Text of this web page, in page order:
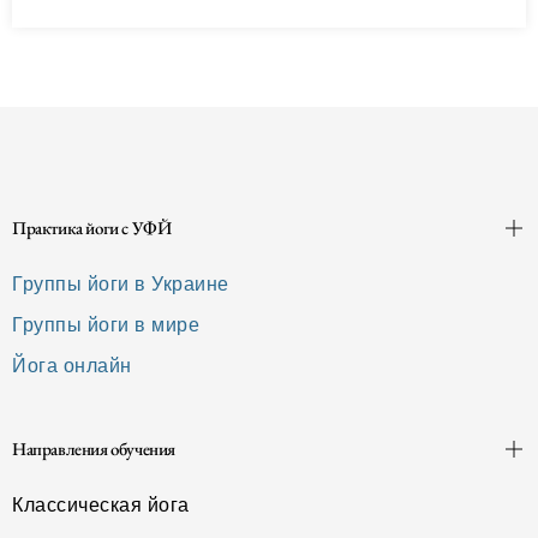
Практика йоги с УФЙ
Группы йоги в Украине
Группы йоги в мире
Йога онлайн
Направления обучения
Классическая йога